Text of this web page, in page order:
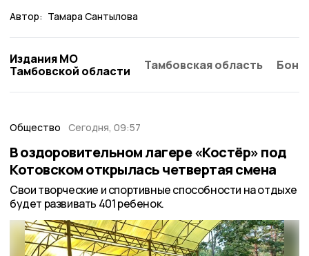
Автор: Тамара Сантылова
Издания МО
Тамбовской области
Тамбовская область
Общество Сегодня, 09:57
В оздоровительном лагере «Костёр» под
Котовском открылась четвертая смена
Свои творческие и спортивные способности на отдыхе
будет развивать 401 ребенок.